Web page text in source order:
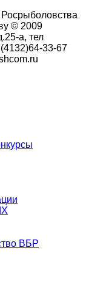
© 2009
а, тел
33-67
ВБР